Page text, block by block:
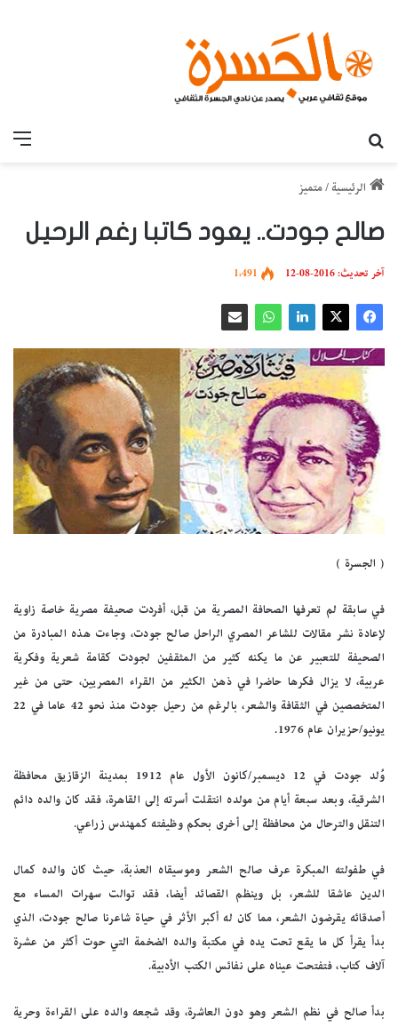
الرئيسية /متميز
صالح جودت.. يعود كاتبا رغم الرحيل
آخر تحديث: 2016-08-12 1٬491
( الجسرة )
في سابقة لم تعرفها الصحافة المصرية من قبل، أفردت صحيفة مصرية خاصة زاوية
لإعادة نشر مقالات للشاعر المصري الراحل صالح جودت، وجاءت هذه المبادرة من
الصحيفة للتعبير عن ما يكنه كثير من المثقفين لجودت كقامة شعرية وفكرية
عربية، لا يزال فكرها حاضرا في ذهن الكثير من القراء المصريين، حتى من غير
المتخصصين في الثقافة والشعر، بالرغم من رحيل جودت منذ نحو 42 عاما في 22
يونيو/حزيران عام 1976.
وُلد جودت في 12 ديسمبر/كانون الأول عام 1912 بمدينة الزقازيق محافظة
الشرقية، وبعد سبعة أيام من مولده انتقلت أسرته إلى القاهرة، فقد كان والده دائم
التنقل والترحال من محافظة إلى أخرى بحكم وظيفته كمهندس زراعي.
في طفولته المبكرة عرف صالح الشعر وموسيقاه العذبة، حيث كان والده كمال
الدين عاشقا للشعر، بل وينظم القصائد أيضا، فقد توالت سهرات المساء مع
أصدقائه يقرضون الشعر، مما كان له أكبر الأثر في حياة شاعرنا صالح جودت، الذي
بدأ يقرأ كل ما يقع تحت يده في مكتبة والده الضخمة التي حوت أكثر من عشرة
آلاف كتاب، فتفتحت عيناه على نفائس الكتب الأدبية.
بدأ صالح في نظم الشعر وهو دون العاشرة، وقد شجعه والده على القراءة وحرية